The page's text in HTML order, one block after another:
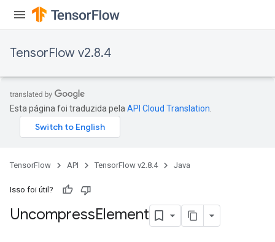
TensorFlow v2.8.4
Esta página foi traduzida pela API Cloud Translation
TensorFlow API TensorFlow v2.8.4 Java
Isso foi útil?
UncompressElement